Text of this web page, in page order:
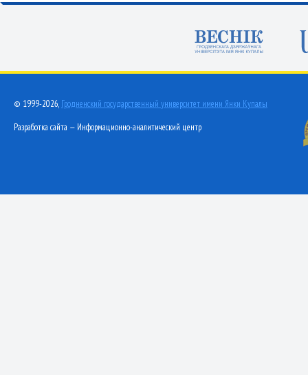
© 1999-2026, Гродненский государственный университет имени Янки Купалы
Разработка сайта — Информационно-аналитический центр